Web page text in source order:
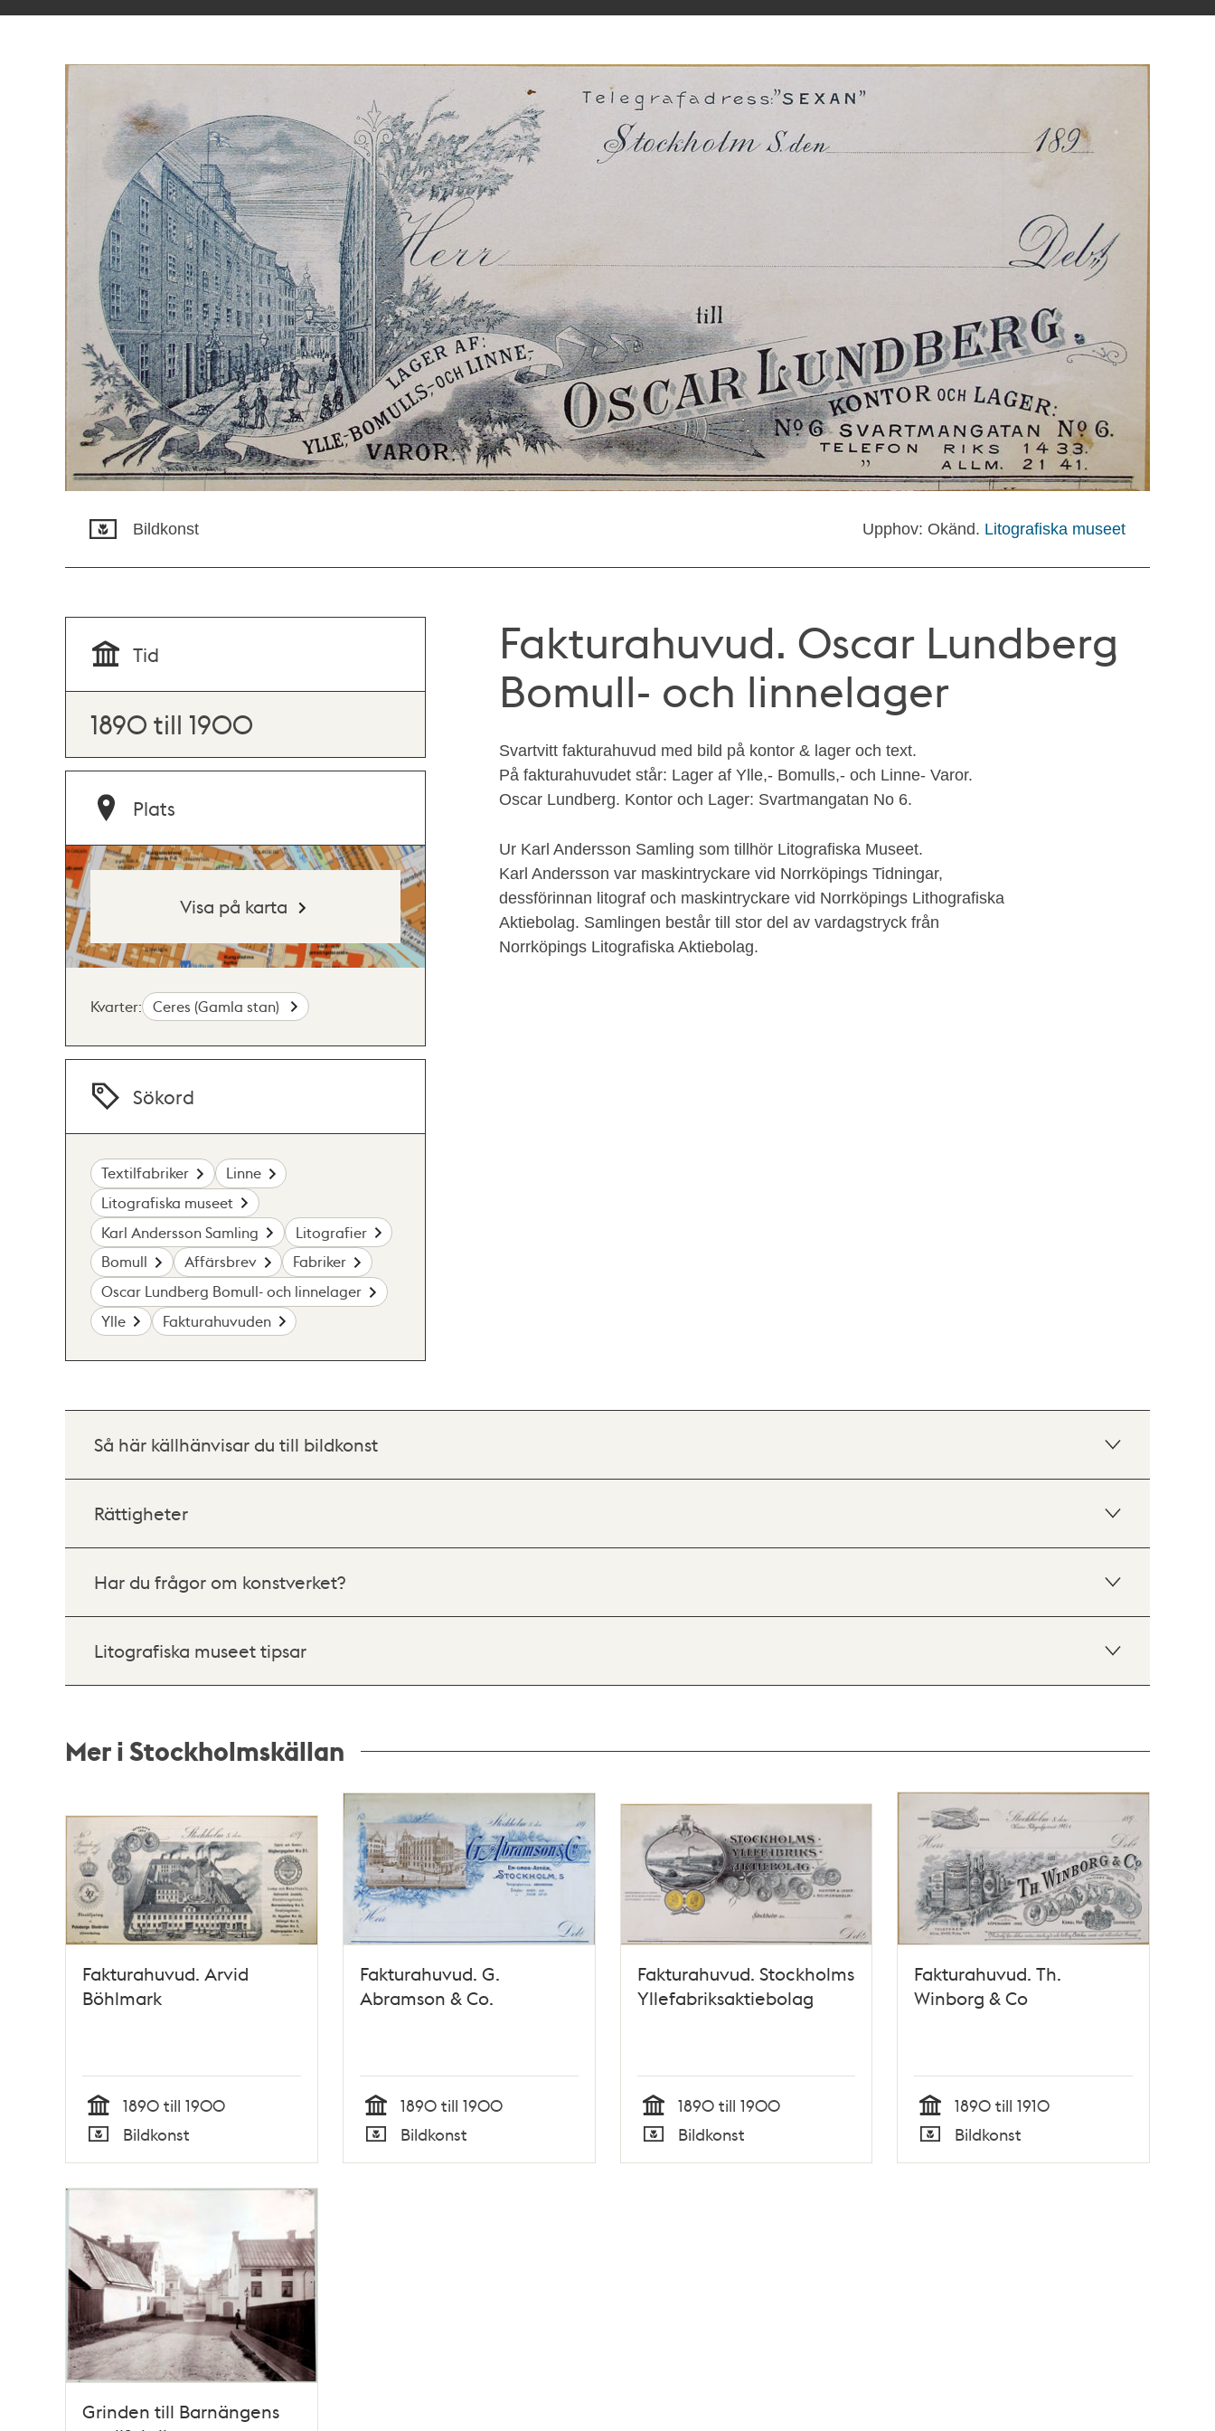
Bildkonst Upphov: Okänd. Litografiska museet
Fakturahuvud. Oscar Lundberg
Bomull- och linnelager
Svartvitt fakturahuvud med bild på kontor & lager och text.
På fakturahuvudet står: Lager af Ylle,- Bomulls,- och Linne- Varor.
Oscar Lundberg. Kontor och Lager: Svartmangatan No 6.
Ur Karl Andersson Samling som tillhör Litografiska Museet.
Karl Andersson var maskintryckare vid Norrköpings Tidningar,
dessförinnan litograf och maskintryckare vid Norrköpings Lithografiska
Aktiebolag. Samlingen består till stor del av vardagstryck från
Norrköpings Litografiska Aktiebolag.
Tid
1890 till 1900
Plats
Visa på karta
Kvarter: Ceres (Gamla stan)
Sökord
Textilfabriker
Linne
Litografiska museet
Karl Andersson Samling
Litografier
Bomull
Affärsbrev
Fabriker
Oscar Lundberg Bomull- och linnelager
Ylle
Fakturahuvuden
Så här källhänvisar du till bildkonst
Rättigheter
Har du frågor om konstverket?
Litografiska museet tipsar
Mer i Stockholmskällan
poster
och
teman
Fakturahuvud. Arvid
Böhlmark
Tid
1890 till 1900
Typ
Bildkonst
Fakturahuvud. G.
Abramson & Co.
Tid
1890 till 1900
Typ
Bildkonst
Fakturahuvud. Stockholms
Yllefabriksaktiebolag
Tid
1890 till 1900
Typ
Bildkonst
Fakturahuvud. Th.
Winborg & Co
Tid
1890 till 1910
Typ
Bildkonst
Grinden till Barnängens